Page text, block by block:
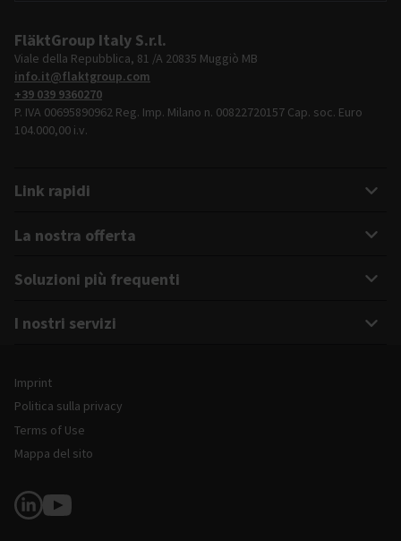
FläktGroup Italy S.r.l.
Viale della Repubblica, 81 /A 20835 Muggiò MB
info.it@flaktgroup.com
+39 039 9360270
P. IVA 00695890962 Reg. Imp. Milano n. 00822720157 Cap. soc. Euro
104.000,00 i.v.
Link rapidi
La nostra offerta
Soluzioni più frequenti
I nostri servizi
Note legali e informazioni sul sito
Imprint
Politica sulla privacy
Terms of Use
Mappa del sito
Seguici